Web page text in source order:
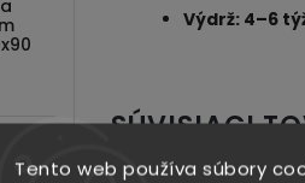
Tento web používa súbory
Výdrž: 4–6
SÚVISIACI